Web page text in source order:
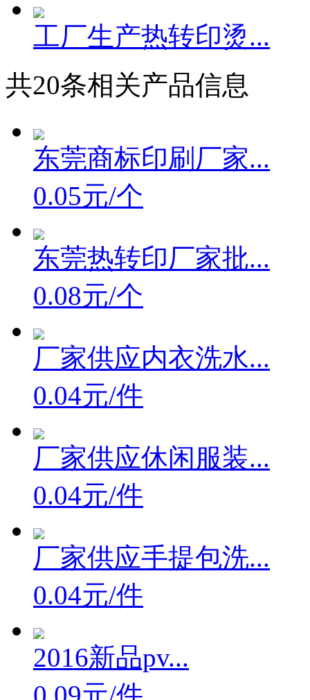
工厂生产热转印烫...
共20条相关产品信息
东莞商标印刷厂家...
0.05元/个
东莞热转印厂家批...
0.08元/个
厂家供应内衣洗水...
0.04元/件
厂家供应休闲服装...
0.04元/件
厂家供应手提包洗...
0.04元/件
2016新品pv...